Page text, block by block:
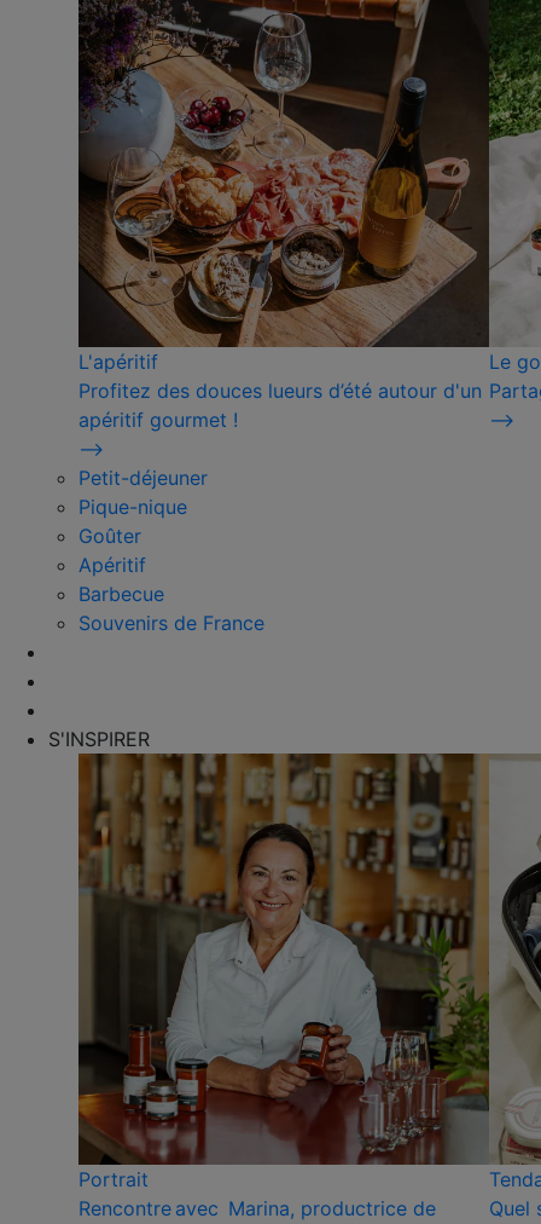
L'apéritif
Profitez des douces lueurs d’été autour d'un
apéritif gourmet !
⟶
Le
⟶
Petit-déjeuner
Pique-nique
Goûter
Apéritif
Barbecue
Souvenirs de France
S'INSPIRER
Portrait
Rencontre avec Marina, productrice de
Quel